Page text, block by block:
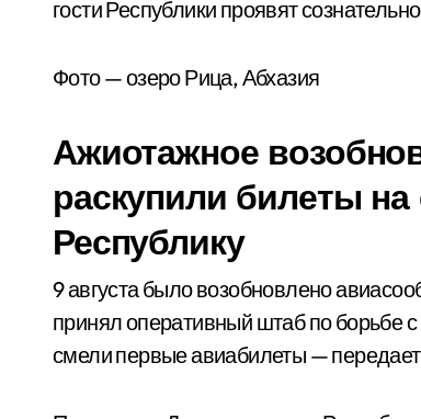
гости Республики проявят
Фото — озеро Рица, Абхазия
Ажиотажное
раскупили билеты
Республику
9 августа было возобновлено
принял оперативный штаб по борьбе
смели первые авиабилеты — передает